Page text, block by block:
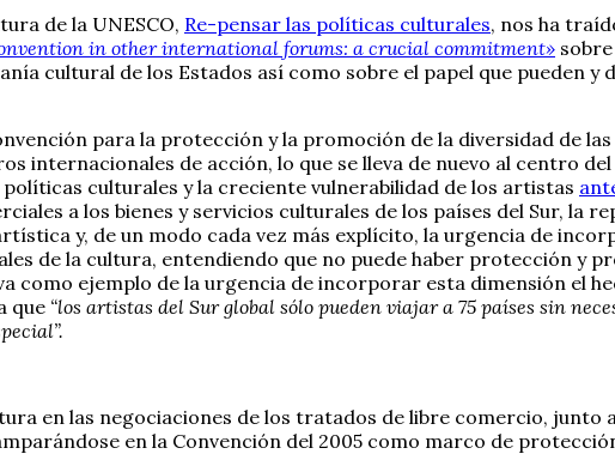
de la UNESCO, Re-pensar las políticas culturales, nos ha
in other international forums: a crucial commitment»
cultural de los Estados así como sobre el papel que pueden y
para la protección y la promoción de la diversidad de
internacionales de acción, lo que se lleva de nuevo al centro
culturales y la creciente vulnerabilidad de los artistas
a los bienes y servicios culturales de los países del Sur, la
y, de un modo cada vez más explícito, la urgencia de
de la cultura, entendiendo que no puede haber protección y
como ejemplo de la urgencia de incorporar esta dimensión el
que “los artistas del Sur global sólo pueden viajar a 75 países sin
en las negociaciones de los tratados de libre comercio, junto
en la Convención del 2005 como marco de